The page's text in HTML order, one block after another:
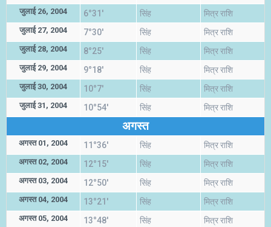
जुलाई 26, 2004 6°31' सिंह मित्र राशि
जुलाई 27, 2004 7°30' सिंह मित्र राशि
जुलाई 28, 2004 8°25' सिंह मित्र राशि
जुलाई 29, 2004 9°18' सिंह मित्र राशि
जुलाई 30, 2004 10°7' सिंह मित्र राशि
जुलाई 31, 2004 10°54' सिंह मित्र राशि
अगस्त
अगस्त 01, 2004 11°36' सिंह मित्र राशि
अगस्त 02, 2004 12°15' सिंह मित्र राशि
अगस्त 03, 2004 12°50' सिंह मित्र राशि
अगस्त 04, 2004 13°21' सिंह मित्र राशि
अगस्त 05, 2004 13°48' सिंह मित्र राशि